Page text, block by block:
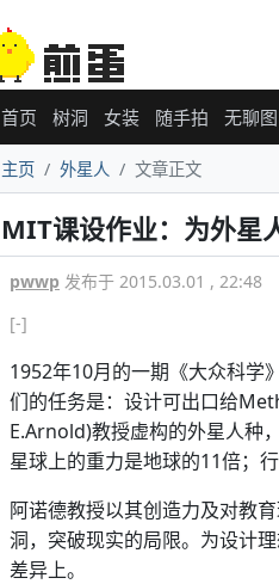
首页 树洞 女装 随手拍 无聊图
主页 外星人 文章正文
MIT课设作业：为外星
pwwp 发布于 2015.03.01 , 22:48
[-]
1952年10月的一期《大众科学
们的任务是：设计可出口给
E.Arnold)教授虚构的外星人种
星球上的重力是地球的11倍；
阿诺德教授以其创造力及对教
洞，突破现实的局限。为设计
差异上。